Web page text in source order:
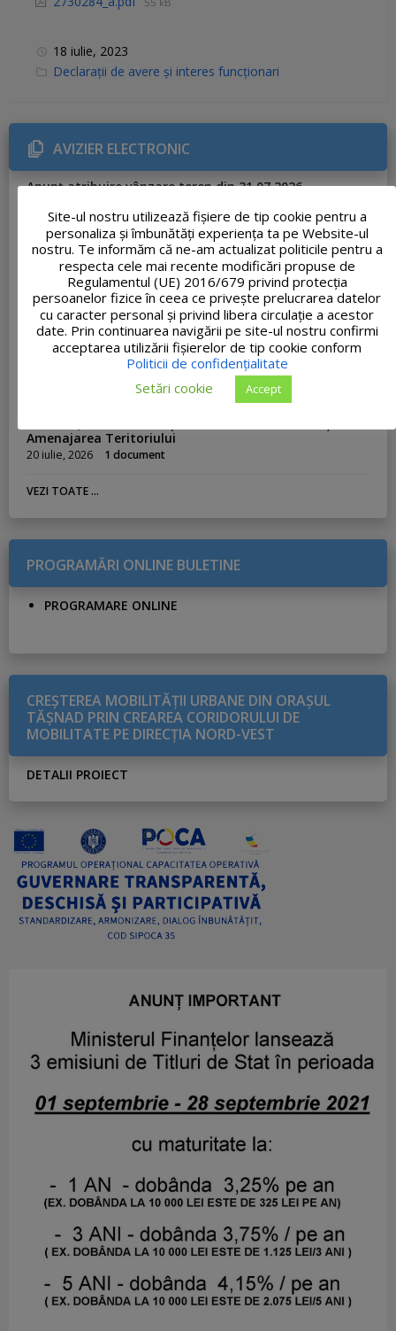
18 iulie, 2023
C
r
i
e
s
Declarații de avere și interes funcționari
AVIZIER ELECTRONIC
Anunț atribuire vânzare teren din 31.07.2026
Informare privind gestionarea deșeurilor
29 iulie, 2026 1 document
Anunț atribuire concesiune Nr. 33.175/23.07.2026
23 iulie, 2026 1 document
Adresa nr. 33062 – Ofertă de școlarizare Academia de
Poliție
23 iulie, 2026 1 document
PROCES-VERBAL FINAL al concursului de recrutare
organizat pentru ocuparea funcției publice de execuție
Amenajarea Teritoriului
20 iulie, 2026 1 document
VEZI TOATE ...
PROGRAMĂRI ONLINE BULETINE
PROGRAMARE ONLINE
CREŞTEREA MOBILITĂŢII URBANE DIN ORAŞUL
TĂŞNAD PRIN CREAREA CORIDORULUI DE
MOBILITATE PE DIRECŢIA NORD-VEST
DETALII PROIECT
Site-ul nostru utilizează fişiere de tip cookie pentru a
personaliza și îmbunătăți experiența ta pe Website-ul
nostru. Te informăm că ne-am actualizat politicile pentru a
respecta cele mai recente modificări propuse de
Regulamentul (UE) 2016/679 privind protecția
persoanelor fizice în ceea ce privește prelucrarea datelor
cu caracter personal și privind libera circulație a acestor
date. Prin continuarea navigării pe site-ul nostru confirmi
acceptarea utilizării fişierelor de tip cookie conform
Politicii de confidențialitate
Setări cookie
Accept